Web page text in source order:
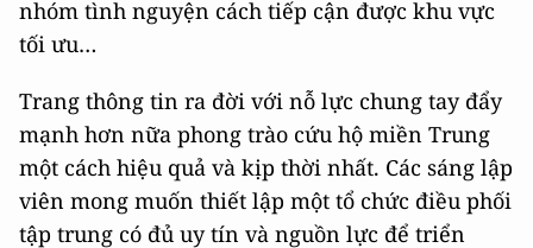
nhóm tình nguyện cách tiếp cận được khu vực
tối ưu…
Trang thông tin ra đời với nỗ lực chung tay đẩy
mạnh hơn nữa phong trào cứu hộ miền Trung
một cách hiệu quả và kịp thời nhất. Các sáng lập
viên mong muốn thiết lập một tổ chức điều phối
tập trung có đủ uy tín và nguồn lực để triển